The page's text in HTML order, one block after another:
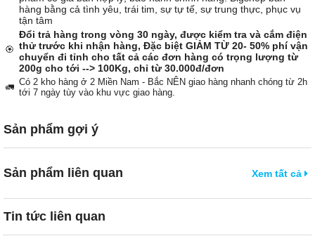
hàng bằng cả tình yêu, trái tim, sự tự tế, sự trung thực, phục vụ
tận tâm
🏵️
Đổi trả hàng trong vòng 30 ngày, được kiểm tra và cắm điện
thử trước khi nhận hàng, Đặc biệt GIẢM TỪ 20- 50% phí vận
chuyển đi tỉnh cho tất cả các đơn hàng có trọng lượng từ
200g cho tới --> 100Kg, chỉ từ 30.000đ/đơn
🚛 Có 2 kho hàng ở 2 Miền Nam - Bắc NÊN giao hàng nhanh chóng từ 2h
tới 7 ngày tùy vào khu vực giao hàng.
Sản phẩm gợi ý
Sản phẩm liên quan Xem tất cả
Tin tức liên quan